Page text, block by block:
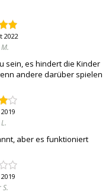
2022
sein, es hindert die Kinder
andere darüber spielen
aber es funktioniert